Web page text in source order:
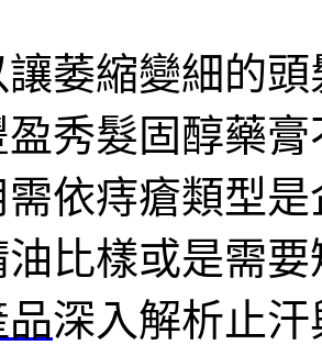
萎縮變細的頭
秀髮固醇藥
依痔瘡類型
油比樣或是需
深入解析止